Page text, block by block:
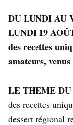
DU LUNDI AU
LUNDI 19
des recettes
amateurs,
LE THEME
des recettes
dessert régional